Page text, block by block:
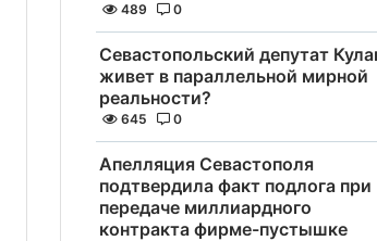
489 0
Севастопольский депутат
живет в параллельной мирной
реальности?
645 0
Апелляция Севастополя
подтвердила факт подлога при
передаче миллиардного
контракта фирме-пустышке